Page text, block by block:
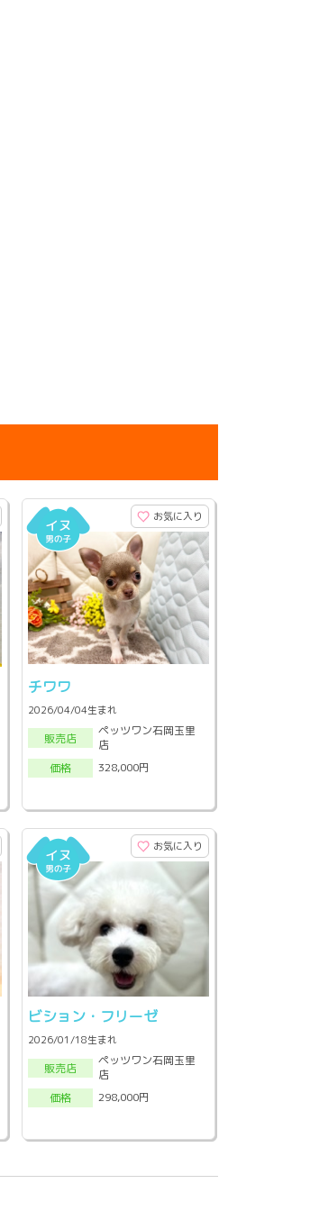
お気に入り
チワワ
2026/04/04生まれ
販売店
ペッツワン石岡玉里
店
価格
328,000円
お気に入り
ビション・フリーゼ
2026/01/18生まれ
販売店
ペッツワン石岡玉里
店
価格
298,000円